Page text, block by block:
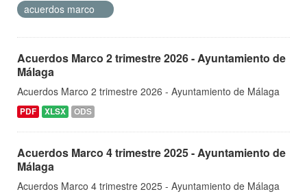
acuerdos marco
Acuerdos Marco 2 trimestre 2026 - Ayuntamiento de
Málaga
Acuerdos Marco 2 trimestre 2026 - Ayuntamiento de Málaga
PDF XLSX ODS
Acuerdos Marco 4 trimestre 2025 - Ayuntamiento de
Málaga
Acuerdos Marco 4 trimestre 2025 - Ayuntamiento de Málaga